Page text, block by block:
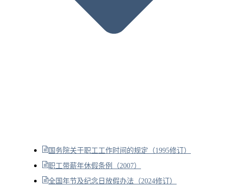
国务院关于职工工作时间的规定（1995修订）
职工带薪年休假条例（2007）
全国年节及纪念日放假办法（2024修订）